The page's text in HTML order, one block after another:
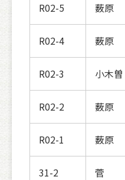
R02-5 薮原
R02-4 薮原
R02-3 小木曽
R02-2 薮原
R02-1 薮原
31-2 菅